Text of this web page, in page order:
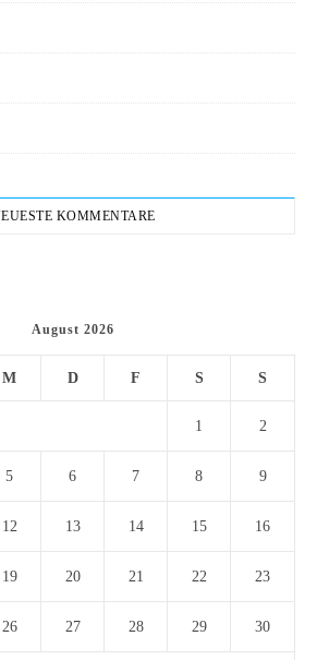
KOMMENTARE
August 2026
M D F S S
1 2
5 6 7 8 9
12 13 14 15 16
19 20 21 22 23
26 27 28 29 30